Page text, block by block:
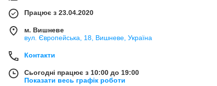
Працює з 23.04.2020
м. Вишневе
вул. Європейська, 18, Вишневе, Україна
Контакти
Сьогодні працює з 10:00 до 19:00
Показати весь графік роботи